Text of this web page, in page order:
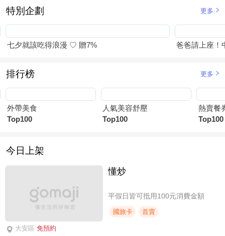
特別企劃 更多
七夕就該吃得浪漫 ♡ 贈7% 爸爸請上座！
排行榜 更多
外帶美食
Top100
人氣美容舒壓
Top100
熱賣餐
Top100
今日上架
大安區 免預約
懂炒
平假日皆可抵用100元消費金額
國旅卡 首賣